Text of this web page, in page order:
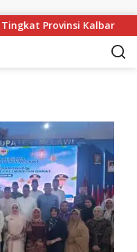
Provinsi Kalbar